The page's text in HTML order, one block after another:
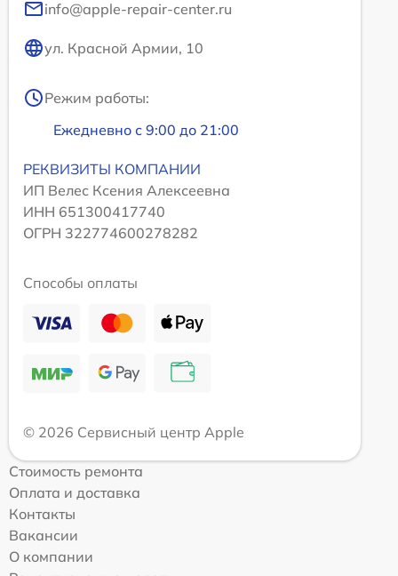
info@apple-repair-center.ru
ул. Красной Армии, 10
Режим работы:
Ежедневно с 9:00 до 21:00
РЕКВИЗИТЫ КОМПАНИИ
ИП Велес Ксения Алексеевна
ИНН 651300417740
ОГРН 322774600278282
Способы оплаты
© 2026 Сервисный центр Apple
Стоимость ремонта
Оплата и доставка
Контакты
Вакансии
О компании